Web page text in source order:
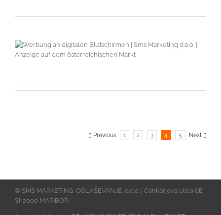
Previous 1 2 3 4 5 Next
© SMS MARKETING, OGLAŠEVANJE, d.o.o. | Cankarjeva ulica 6E |
SI-2000 MARIBOR